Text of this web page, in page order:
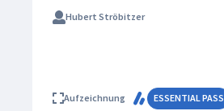
Hubert Ströbitzer
Aufzeichnung ESSENTIAL PASS